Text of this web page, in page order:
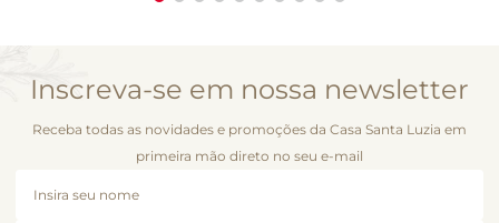
Inscreva-se em nossa newsletter
Receba todas as novidades e promoções da Casa Santa Luzia em
primeira mão direto no seu e-mail